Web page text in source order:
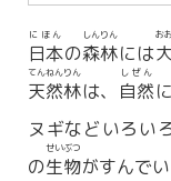
日本
にほん
の森林
しんりん
には大
お
天然林
てんねんりん
は、 自然
しぜん
に
ヌギなどいろい
の生物
せいぶつ
がすんでい